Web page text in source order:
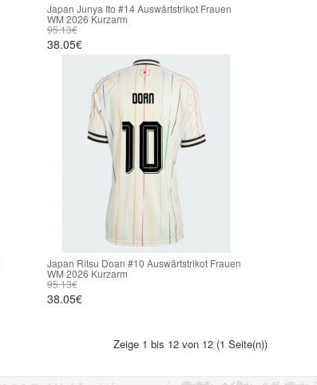
Japan Junya Ito #14 Auswärtstrikot Frauen
WM 2026 Kurzarm
95.13€
38.05€
Japan Ritsu Doan #10 Auswärtstrikot Frauen
WM 2026 Kurzarm
95.13€
38.05€
Zeige 1 bis 12 von 12 (1 Seite(n))